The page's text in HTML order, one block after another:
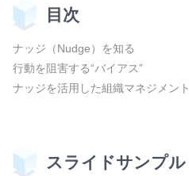
目次
ナッジ（Nudge）を知る
行動を阻害する“バイアス”
ナッジを活用した組織マネジメント
スライドサンプル